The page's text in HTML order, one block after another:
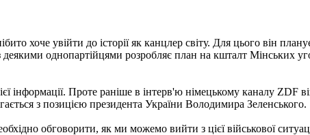
хоче увійти до історії як канцлер світу. Для цього він
однопартійцями розробляє план на кшталт Мінських
Проте раніше в інтерв'ю німецькому каналу ZDF
з позицією президента України Володимира Зеленського.
обговорити, як ми можемо вийти з цієї військової